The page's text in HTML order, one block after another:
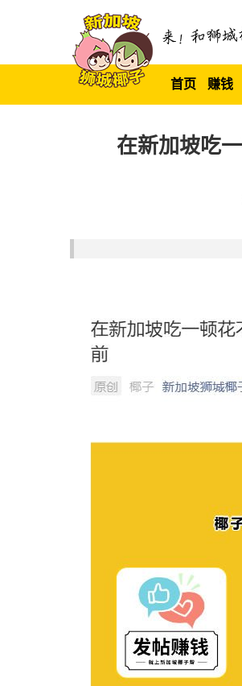
首页 赚钱
在新加坡吃